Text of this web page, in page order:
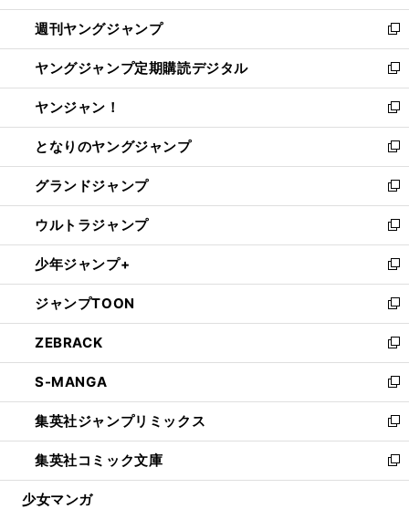
開
く
ウ
で
開
く
ン
ド
ウ
で
開
く
ウ
ィ
ン
ド
ウ
で
開
く
週刊ヤングジャンプ
新
し
い
ウ
ィ
ン
ド
ウ
で
開
く
ヤングジャンプ定期購読デジタル
新
し
い
ウ
ィ
ン
ド
ウ
で
開
く
ヤンジャン！
新
し
い
ウ
ィ
ン
ド
ウ
で
開
く
となりのヤングジャンプ
新
し
い
ウ
ィ
ン
ド
ウ
で
開
く
グランドジャンプ
新
し
い
ウ
ィ
ン
ド
ウ
で
開
く
ウルトラジャンプ
新
し
い
ウ
ィ
ン
ド
ウ
で
開
く
少年ジャンプ+
新
し
い
ウ
ィ
ン
ド
ウ
で
開
く
ジャンプTOON
新
し
い
ウ
ィ
ン
ド
ウ
で
開
ZEBRACK
新
し
い
ウ
ィ
ン
ド
ウ
S-MANGA
新
し
い
ウ
ィ
ン
集英社ジャンプリミックス
新
し
い
ウ
集英社コミック文庫
新
し
少女マンガ